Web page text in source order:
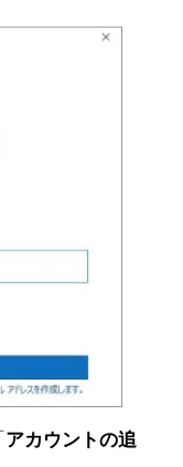
アカウントの追